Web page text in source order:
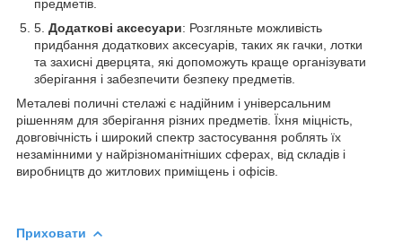
предметів.
Додаткові аксесуари: Розгляньте можливість
придбання додаткових аксесуарів, таких як гачки, лотки
та захисні дверцята, які допоможуть краще організувати
зберігання і забезпечити безпеку предметів.
Металеві поличні стелажі є надійним і універсальним
рішенням для зберігання різних предметів. Їхня міцність,
довговічність і широкий спектр застосування роблять їх
незамінними у найрізноманітніших сферах, від складів і
виробництв до житлових приміщень і офісів.
Приховати